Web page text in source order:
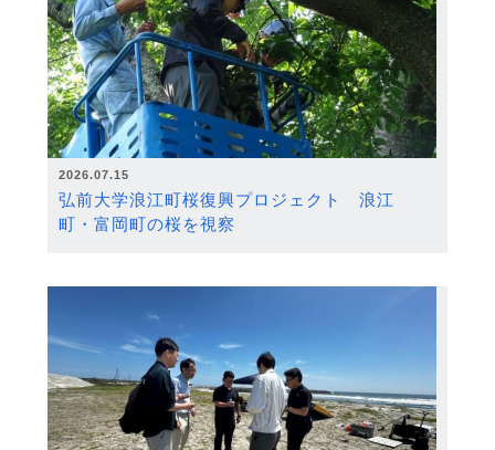
2026.07.15
弘前大学浪江町桜復興プロジェクト 浪江
町・富岡町の桜を視察